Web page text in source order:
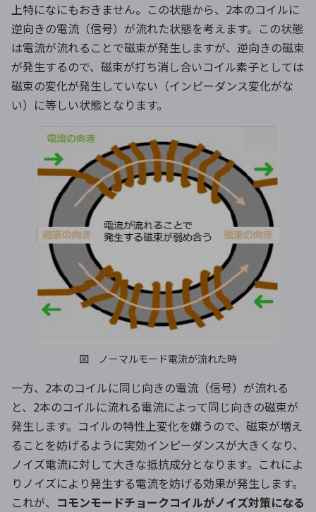
上特になにもおきません。この状態から、2本のコイルに
逆向きの電流（信号）が流れた状態を考えます。この状態
は電流が流れることで磁束が発生しますが、逆向きの磁束
が発生するので、磁束が打ち消し合いコイル素子としては
磁束の変化が発生していない（インピーダンス変化がな
い）に等しい状態となります。
図 ノーマルモード電流が流れた時
一方、 2本のコイルに同じ向きの電流（信号）が流れる
と、2本のコイルに流れる電流によって同じ向きの磁束が
発生します。コイルの特性上変化を嫌うので、磁束が増え
ることを妨げるように実効インピーダンスが大きくなり、
ノイズ電流に対して大きな抵抗成分となります。これによ
りノイズにより発生する電流を妨げる効果が発生します。
これが、 コモンモードチョークコイルがノイズ対策になる